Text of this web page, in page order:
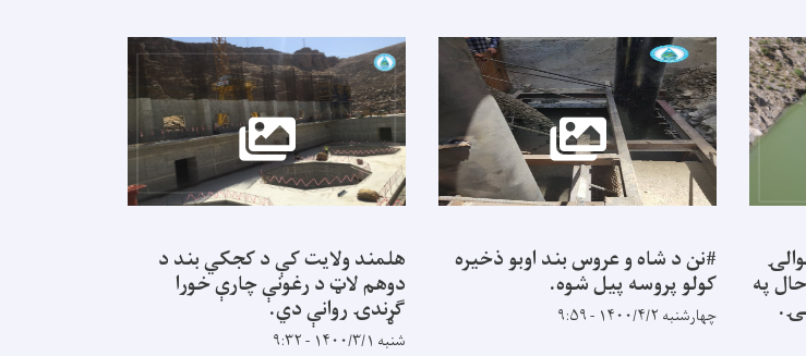
په
#نن د شاه و عروس بند اوبو ذخیره
کولو پروسه پيل شوه.
چهارشنبه ۱۴۰۰/۴/۲ - ۹:۵۹
هلمند ولایت کې د کجکي بند د
دوهم لاټ د رغونې چارې خورا
ګړندۍ روانې دي.
شنبه ۱۴۰۰/۳/۱ - ۹:۳۲